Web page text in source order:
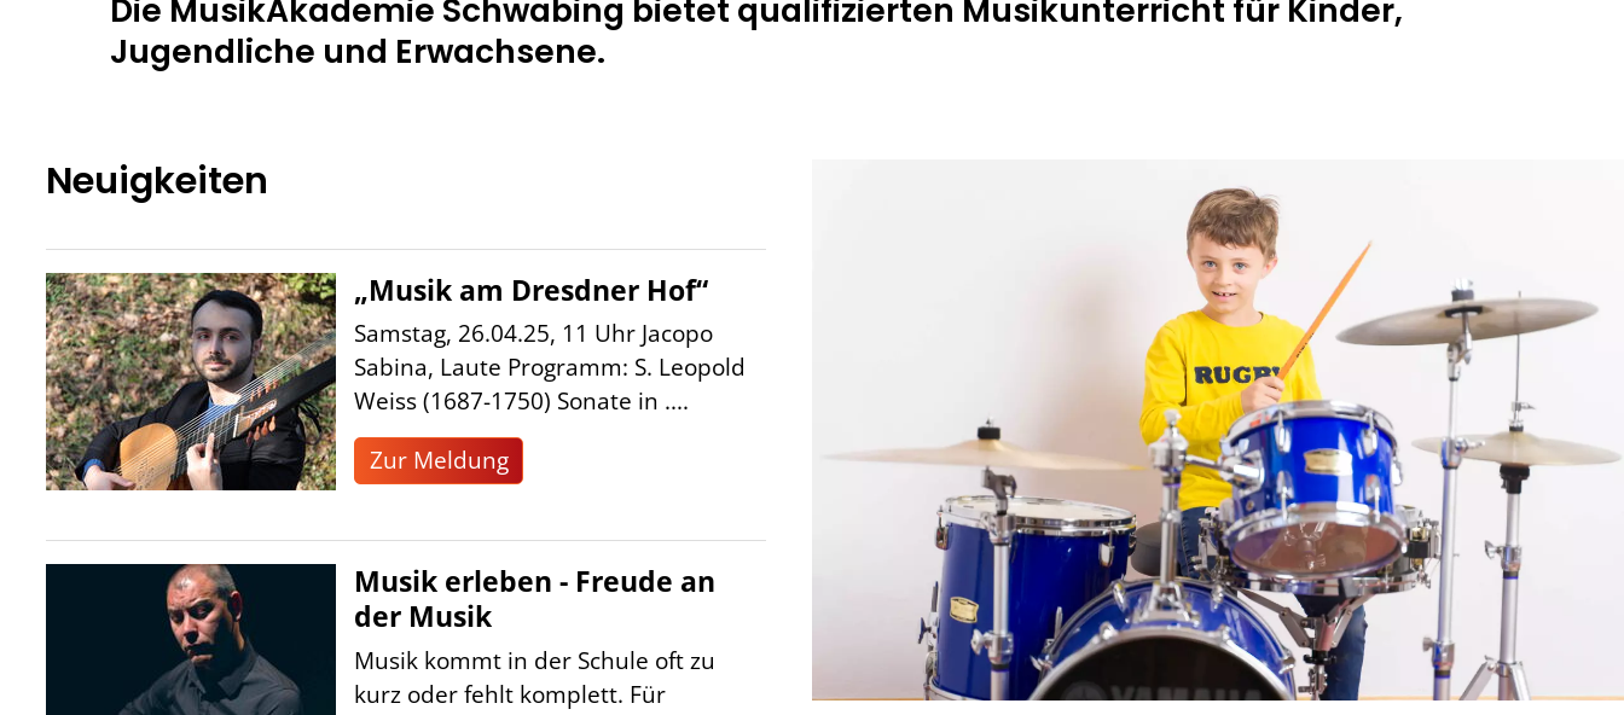
Die MusikAkademie Schwabing bietet qualifizierten Musikunterricht für Kinder,
Jugendliche und Erwachsene.
Neuigkeiten
„Musik am Dresdner Hof“
Samstag, 26.04.25, 11 Uhr Jacopo
Sabina, Laute Programm: S. Leopold
Weiss (1687-1750) Sonate in ....
Zur Meldung
Musik erleben - Freude an
der Musik
Musik kommt in der Schule oft zu
kurz oder fehlt komplett. Für